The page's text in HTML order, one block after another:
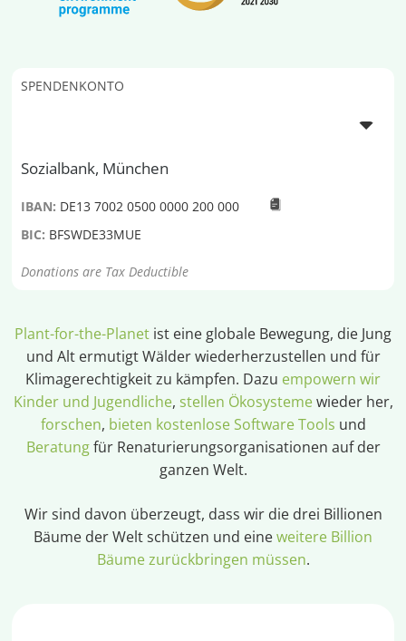
SPENDENKONTO
Sozialbank, München
IBAN: DE13 7002 0500 0000 200 000
BIC: BFSWDE33MUE
Donations are Tax Deductible
Plant-for-the-Planet ist eine globale Bewegung, die Jung
und Alt ermutigt Wälder wiederherzustellen und für
Klimagerechtigkeit zu kämpfen. Dazu empowern wir
Kinder und Jugendliche, stellen Ökosystemewieder her,
forschen, bieten kostenlose Software Tools und
Beratungfür Renaturierungsorganisationen auf der
ganzen Welt.
Wir sind davon überzeugt, dass wir die drei Billionen
Bäume der Welt schützen und eineweitere Billion
Bäume zurückbringen müssen.